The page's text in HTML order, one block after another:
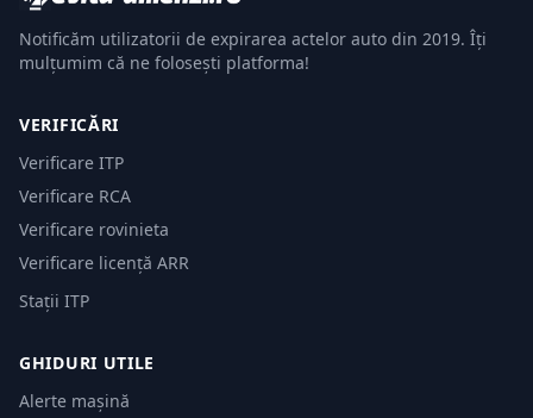
Notificăm utilizatorii de expirarea actelor auto din 2019. Îți
mulțumim că ne folosești platforma!
VERIFICĂRI
Verificare ITP
Verificare RCA
Verificare rovinieta
Verificare licență ARR
Stații ITP
GHIDURI UTILE
Alerte mașină